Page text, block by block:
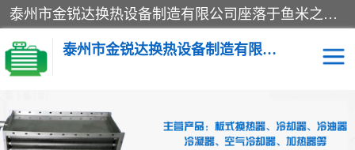
泰州市金锐达换热设备制造有限公司座落于鱼米之乡、祥泰之州一江苏泰州。是一家多年从事换热设备研究、设计、制造、销售、服务于一体的生产企业。
泰州市金锐达换热设备制造有限公司
冷却器 换热器